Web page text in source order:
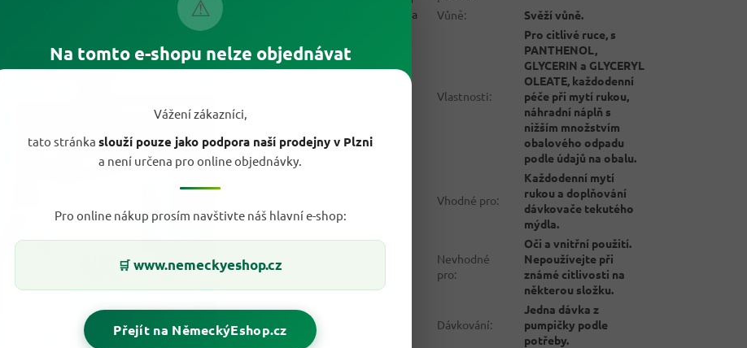
⚠
Na tomto e-shopu nelze objednávat
Vážení zákazníci,
tato stránka slouží pouze jako podpora naší prodejny v Plzni
a není určena pro online objednávky.
Pro online nákup prosím navštivte náš hlavní e-shop:
🛒 www.nemeckyeshop.cz
Přejít na NěmeckýEshop.cz
dávkovači. Pro zákazníka je důležitý hlavně
praktický velký objem
, snadné přelití a
jemnější kosmetický charakter pro citlivou pokožku rukou.
Vůně: Svěží vůně.
Vlastnosti:
Pro citlivé ruce, s
PANTHENOL,
GLYCERIN a GLYCERYL
OLEATE, každodenní
péče při mytí rukou,
náhradní náplň s
nižším množstvím
obalového odpadu
podle údajů na obalu.
Vhodné pro:
Každodenní mytí
rukou a doplňování
dávkovače tekutého
mýdla.
Nevhodné
pro:
Oči a vnitřní použití.
Nepoužívejte při
známé citlivosti na
některou složku.
Dávkování:
Jedna dávka z
pumpičky podle
potřeby.